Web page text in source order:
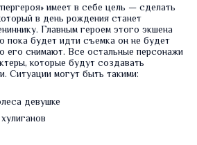
имеет в себе цель — сделать
в день рождения станет
Главным героем этого экшена
пока будет идти съемка он не будет
его снимают. Все остальные персонажи
которые будут создавать
Ситуации могут быть такими:
девушке